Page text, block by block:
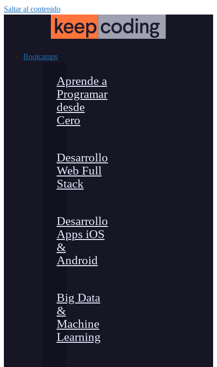
Saltar al contenido
Bootcamps
Aprende a
Programar
desde
Cero
Desarrollo
Web Full
Stack
Desarrollo
Apps iOS
&
Android
Big Data
&
Machine
Learning